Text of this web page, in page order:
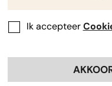
Ik accepteer